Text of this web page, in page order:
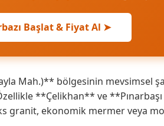
Başlat & Fiyat Al ➤
Mah.)** bölgesinin mevsimsel
**Çelikhan** ve
granit, ekonomik mermer veya